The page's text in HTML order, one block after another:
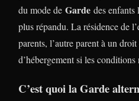
du mode de Garde des
plus répandu. La résidence de
parents, l’autre parent à un
d’hébergement si les
C’est quoi la Garde